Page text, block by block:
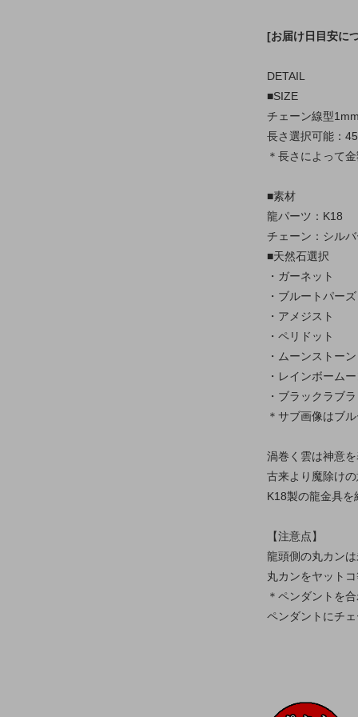
[お届け日目安に
DETAIL
■SIZE
チェーン線型
長さ選択可能：
＊長さによって
■素材
龍パーツ：K18
チェーン：シル
■天然石選択
・ガーネット
・ブルートパーズ
・アメジスト
・ペリドット
・ムーンストーン
・レインボーム
・ブラックラブ
＊サブ画像はブ
渦巻く雲は神意
古来より魔除け
K18製の龍金具
【注意点】
龍頭側の丸カン
丸カンをヤット
＊ペンダントを
ペンダントにチ